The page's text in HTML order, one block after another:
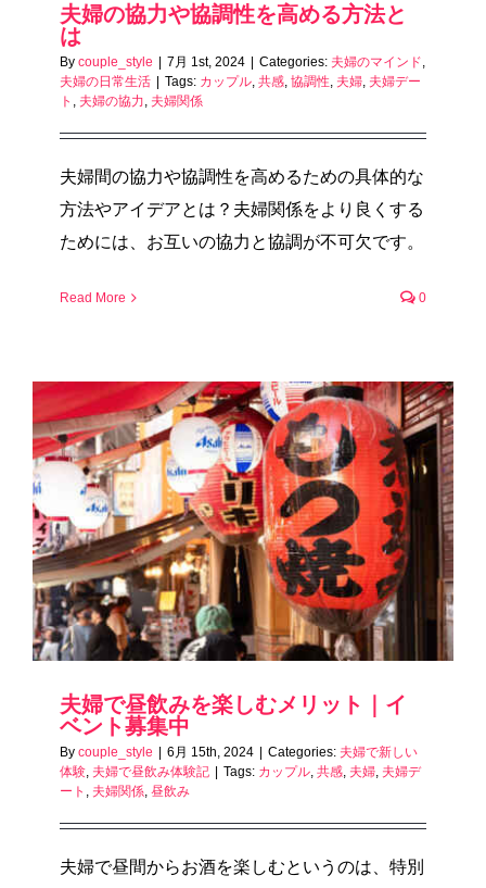
夫婦の協力や協調性を高める方法と
は
By couple_style 7月 1st, 2024 Categories: 夫婦のマインド,
夫婦の日常生活
Tags: カップル, 共感, 協調性, 夫婦, 夫婦デー
ト , 夫婦の協力, 夫婦関係
夫婦間の協力や協調性を高めるための具体的な
方法やアイデアとは？夫婦関係をより良くする
ためには、お互いの協力と協調が不可欠です。
Read More 0
夫婦で昼飲みを楽しむメリット｜イ
ベント募集中
By couple_style 6月 15th, 2024 Categories: 夫婦で新しい
体験, 夫婦で昼飲み体験記 Tags: カップル, 共感, 夫婦, 夫婦デ
ート , 夫婦関係, 昼飲み
夫婦で昼間からお酒を楽しむというのは、特別